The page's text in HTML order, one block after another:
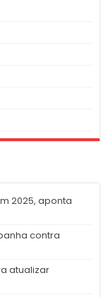
2025, aponta
contra
atualizar